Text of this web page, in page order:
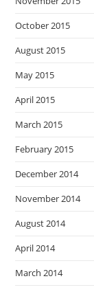
October 2015
August 2015
May 2015
April 2015
March 2015
February 2015
December 2014
November 2014
August 2014
April 2014
March 2014